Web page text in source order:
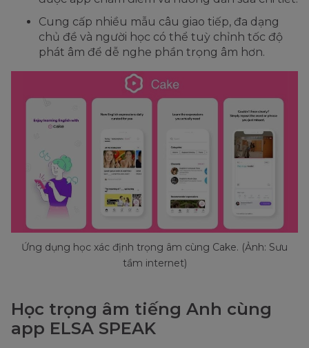
Cung cấp nhiều mẫu câu giao tiếp, đa dạng
chủ đề và người học có thể tuỳ chỉnh tốc độ
phát âm để dễ nghe phần trọng âm hơn.
Ứng dụng học xác định trọng âm cùng Cake. (Ảnh: Sưu
tầm internet)
Học trọng âm tiếng Anh cùng
app ELSA SPEAK